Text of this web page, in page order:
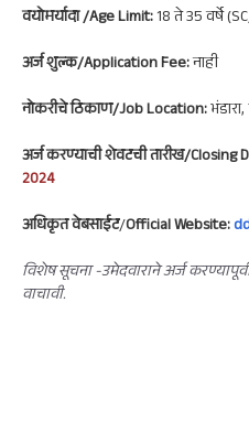
वयोमर्यादा /Age Limit:18 ते 35 वर्षे
अर्ज शुल्क/Application Fee:नाही
नोकरीचे ठिकाण/Job Location:भंडारा,
अर्ज करण्याची शेवटची तारीख/
2024
अधिकृत वेबसाईट/Official Website:
विशेष सूचना -उमेदवाराने अर्ज
वाचावी.